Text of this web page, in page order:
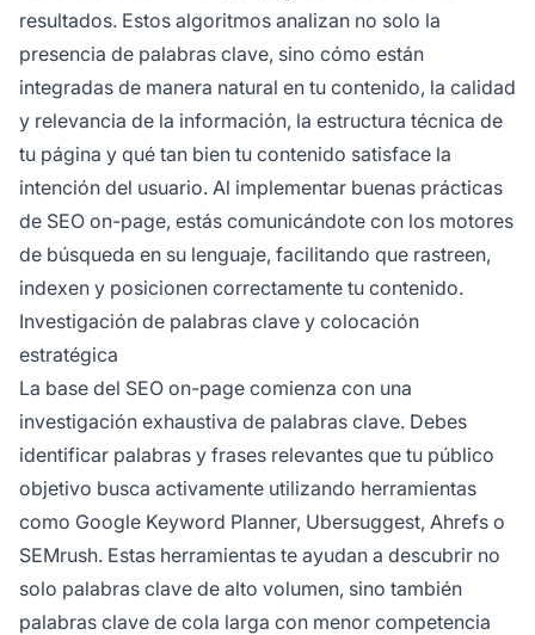
resultados. Estos algoritmos analizan no solo la
presencia de palabras clave, sino cómo están
integradas de manera natural en tu contenido, la calidad
y relevancia de la información, la estructura técnica de
tu página y qué tan bien tu contenido satisface la
intención del usuario. Al implementar buenas prácticas
de SEO on-page, estás comunicándote con los motores
de búsqueda en su lenguaje, facilitando que rastreen,
indexen y posicionen correctamente tu contenido.
Investigación de palabras clave y colocación
estratégica
La base del SEO on-page comienza con una
investigación exhaustiva de palabras clave. Debes
identificar palabras y frases relevantes que tu público
objetivo busca activamente utilizando herramientas
como Google Keyword Planner, Ubersuggest, Ahrefs o
SEMrush. Estas herramientas te ayudan a descubrir no
solo palabras clave de alto volumen, sino también
palabras clave de cola larga con menor competencia